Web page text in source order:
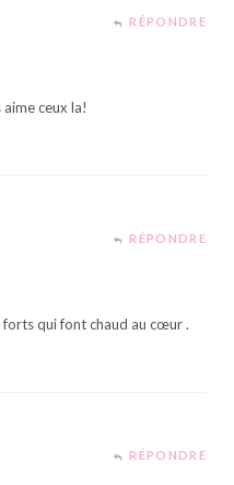
RÉPONDRE
aime ceux la!
RÉPONDRE
forts qui font chaud au cœur .
RÉPONDRE